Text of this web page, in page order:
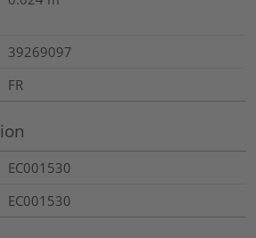
39269097
FR
EC001530
EC001530